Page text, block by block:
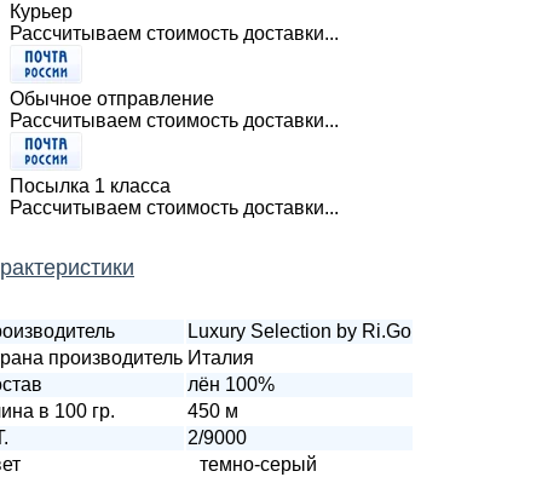
Курьер
Рассчитываем стоимость доставки...
Обычное отправление
Рассчитываем стоимость доставки...
Посылка 1 класса
Рассчитываем стоимость доставки...
Luxury Selection by Ri.Go
производитель Италия
лён 100%
в 100 гр.
450 м
2/9000
темно-серый